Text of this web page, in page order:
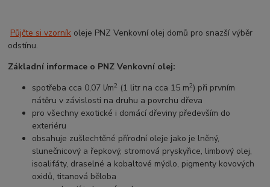
Půjčte si vzorník oleje PNZ Venkovní olej domů pro snazší výběr
odstínu.
Základní informace o PNZ Venkovní olej:
spotřeba cca 0,07 l/m2 (1 litr na cca 15 m2) při prvním
nátěru v závislosti na druhu a povrchu dřeva
pro všechny exotické i domácí dřeviny především do
exteriéru
obsahuje zušlechtěné přírodní oleje jako je lněný,
slunečnicový a řepkový, stromová pryskyřice, limbový olej,
isoalifáty, draselné a kobaltové mýdlo, pigmenty kovových
oxidů, titanová běloba